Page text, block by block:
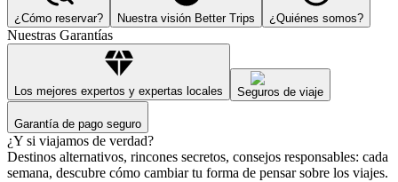
¿Cómo reservar? Nuestra visión Better Trips ¿Quiénes somos?
Nuestras Garantías
Los mejores expertos y expertas locales Seguros de viaje
Garantía de pago seguro
¿Y si viajamos de verdad?
Destinos alternativos, rincones secretos, consejos responsables: cada
semana, descubre cómo cambiar tu forma de pensar sobre los viajes.